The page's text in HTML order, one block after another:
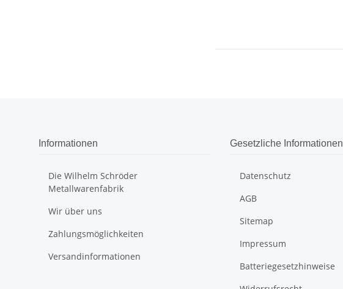
Informationen
Die Wilhelm Schröder
Metallwarenfabrik
Wir über uns
Zahlungsmöglichkeiten
Versandinformationen
Gesetzliche Informationen
Datenschutz
AGB
Sitemap
Impressum
Batteriegesetzhinweise